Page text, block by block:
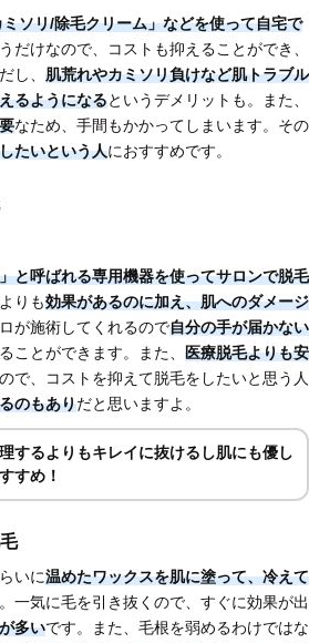
ソリ/除毛クリーム」などを使って自宅で
だけなので、コストも抑えることができ、
し、 肌荒れやカミソリ負けなど肌トラブル
るようになるというデメリットも。また、
なため、手間もかかってしまいます。その
たいという人におすすめです。
と呼ばれる専用機器を使ってサロンで脱毛
りも効果があるのに加え、肌へのダメージ
が施術してくれるので自分の手が届かない
ことができます。また、 医療脱毛よりも安
ので、コストを抑えて脱毛をしたいと思う人
のもありだと思いますよ。
するよりもキレイに抜けるし肌にも優し
すめ！
いに温めたワックスを肌に塗って、冷えて
。一気に毛を引き抜くので、すぐに効果が出
多いです。また、毛根を弱めるわけではな